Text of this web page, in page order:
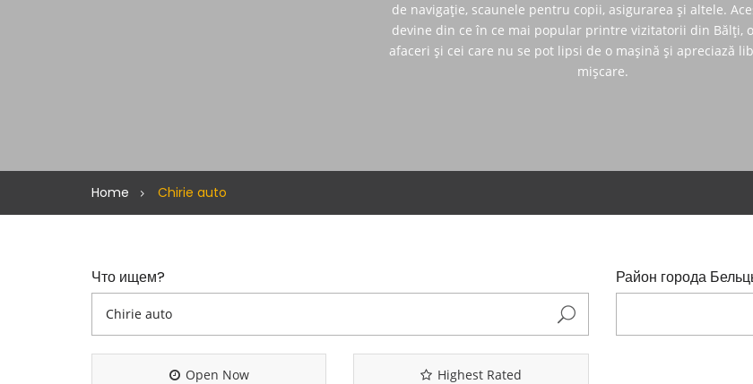
de navigație, scaunele pentru copii, asigurarea și altele.
devine din ce în ce mai popular printre vizitatorii din Bălți,
afaceri și cei care nu se pot lipsi de o mașină și apreciază
mișcare.
Home Chirie auto
Что ищем? Район города
Open Now Highest Rated